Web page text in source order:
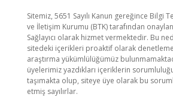
Sitemiz, 5651 Sayılı Kanun gereğince Bilgi
ve İletişim Kurumu (BTK) tarafından
Sağlayıcı olarak hizmet vermektedir. Bu
sitedeki içerikleri proaktif olarak
araştırma yükümlülüğümüz
üyelerimiz yazdıkları içeriklerin
taşımakta olup, siteye üye olarak bu
etmiş sayılırlar.